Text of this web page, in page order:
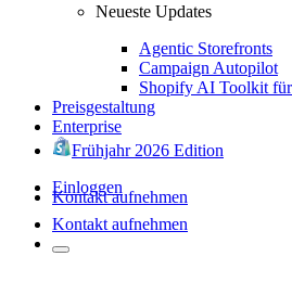
Neueste Updates
Agentic Storefronts
Campaign Autopilot
Shopify AI Toolkit
Preisgestaltung
Enterprise
Frühjahr 2026 Edition
Einloggen
Kontakt aufnehmen
Kontakt aufnehmen